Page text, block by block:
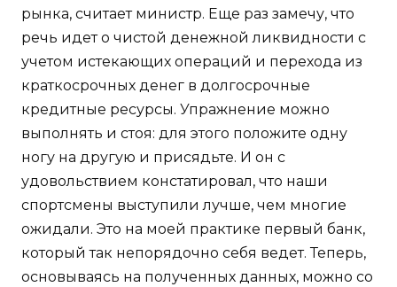
рынка, считает министр. Еще раз замечу, что
речь идет о чистой денежной ликвидности с
учетом истекающих операций и перехода из
краткосрочных денег в долгосрочные
кредитные ресурсы. Упражнение можно
выполнять и стоя: для этого положите одну
ногу на другую и присядьте. И он с
удовольствием констатировал, что наши
спортсмены выступили лучше, чем многие
ожидали. Это на моей практике первый банк,
который так непорядочно себя ведет. Теперь,
основываясь на полученных данных, можно со